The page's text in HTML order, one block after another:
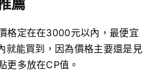
薦
格定在在3000元以內，最便宜
就能買到，因為價格主要還是見
更多放在CP值。